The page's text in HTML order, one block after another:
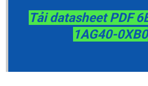
Tải datasheet PDF
1AG40-0XB0